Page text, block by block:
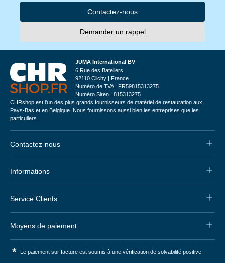
Contactez-nous
Demander un rappel
JUMA International BV
6 Rue des Bateliers
92110 Clichy | France
Numéro de TVA : FR59815313275
Numéro Siren : 815313275
CHRshop est l'un des plus grands fournisseurs de matériel de restauration aux
Pays-Bas et en Belgique. Nous fournissons aussi bien les entreprises que les
particuliers.
Contactez-nous
Informations
Service Clients
Moyens de paiement
* Le paiement sur facture est soumis à une vérification de solvabilité positive.